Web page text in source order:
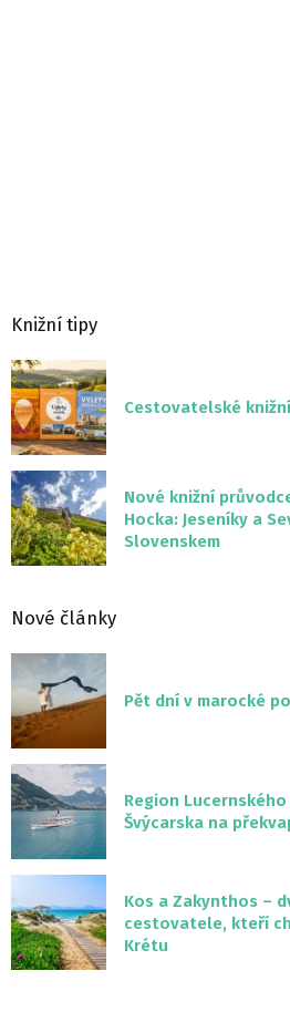
Knižní tipy
Cestovatelské
Nové knižní
Hocka: Jeseníky a
Slovenskem
Nové články
Pět dní v marocké
Region
Švýcarska na
Kos a Zakynthos –
cestovatele, kteří
Krétu